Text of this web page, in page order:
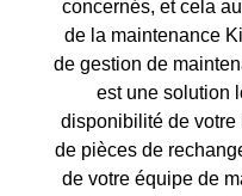
concernés, et cela
de la maintenance
de gestion de
est une solution
disponibilité de votre
de pièces de
de votre équipe de